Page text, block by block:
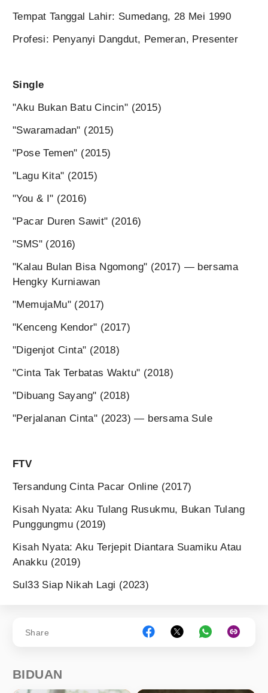
Tempat Tanggal Lahir: Sumedang, 28 Mei 1990
Profesi: Penyanyi Dangdut, Pemeran, Presenter
Single
"Aku Bukan Batu Cincin" (2015)
"Swaramadan" (2015)
"Pose Temen" (2015)
"Lagu Kita" (2015)
"You & I" (2016)
"Pacar Duren Sawit" (2016)
"SMS" (2016)
"Kalau Bulan Bisa Ngomong" (2017) — bersama
Hengky Kurniawan
"MemujaMu" (2017)
"Kenceng Kendor" (2017)
"Digenjot Cinta" (2018)
"Cinta Tak Terbatas Waktu" (2018)
"Dibuang Sayang" (2018)
"Perjalanan Cinta" (2023) — bersama Sule
FTV
Tersandung Cinta Pacar Online (2017)
Kisah Nyata: Aku Tulang Rusukmu, Bukan Tulang
Punggungmu (2019)
Kisah Nyata: Aku Terjepit Diantara Suamiku Atau
Anakku (2019)
Sul33 Siap Nikah Lagi (2023)
Share
BIDUAN